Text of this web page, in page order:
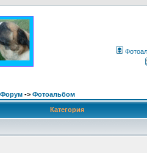
-> Фотоальбом
Категория